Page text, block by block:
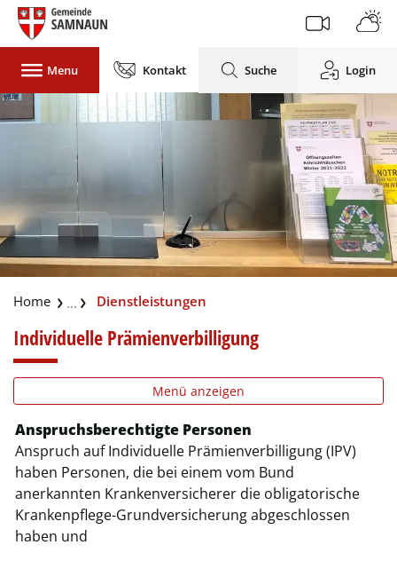
zur Startseite
Direkt zur Hauptnavigation
Direkt zum Inhalt
Direkt zur Suche
Direkt zum Stichwortverzeichnis
Gemeinde Samnaun
Kontakt Suche Login
Menu
Dienstleistungen
Individuelle Prämienverbilligung
Menü anzeigen
Anspruchsberechtigte Personen
Anspruch auf Individuelle Prämienverbilligung (IPV)
haben Personen, die bei einem vom Bund
anerkannten Krankenversicherer die obligatorische
Krankenpflege-Grundversicherung abgeschlossen
haben und
Zugehörige Objekte